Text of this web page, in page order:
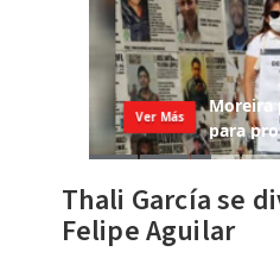
Thali García se
Felipe Aguilar